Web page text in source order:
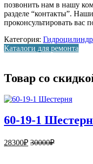
позвонить нам в нашу
разделе “контакты”.
проконсультировать
Категория:
Каталоги для ремонта
Товар со
60-19-1
28300₽ 30000₽